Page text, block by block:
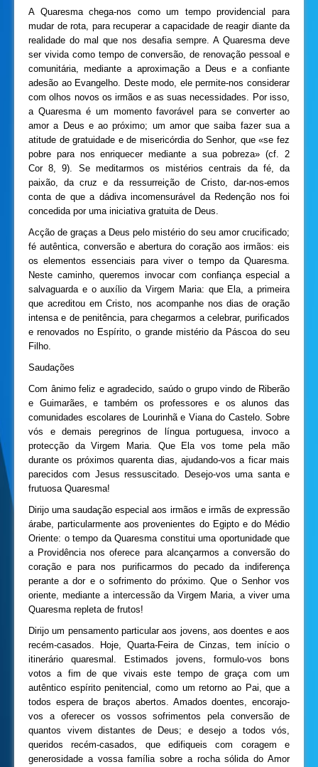
A Quaresma chega-nos como um tempo providencial para
mudar de rota, para recuperar a capacidade de reagir diante da
realidade do mal que nos desafia sempre. A Quaresma deve
ser vivida como tempo de conversão, de renovação pessoal e
comunitária, mediante a aproximação a Deus e a confiante
adesão ao Evangelho. Deste modo, ele permite-nos considerar
com olhos novos os irmãos e as suas necessidades. Por isso,
a Quaresma é um momento favorável para se converter ao
amor a Deus e ao próximo; um amor que saiba fazer sua a
atitude de gratuidade e de misericórdia do Senhor, que «se fez
pobre para nos enriquecer mediante a sua pobreza» (cf. 2
Cor 8, 9). Se meditarmos os mistérios centrais da fé, da
paixão, da cruz e da ressurreição de Cristo, dar-nos-emos
conta de que a dádiva incomensurável da Redenção nos foi
concedida por uma iniciativa gratuita de Deus.
Acção de graças a Deus pelo mistério do seu amor crucificado;
fé autêntica, conversão e abertura do coração aos irmãos: eis
os elementos essenciais para viver o tempo da Quaresma.
Neste caminho, queremos invocar com confiança especial a
salvaguarda e o auxílio da Virgem Maria: que Ela, a primeira
que acreditou em Cristo, nos acompanhe nos dias de oração
intensa e de penitência, para chegarmos a celebrar, purificados
e renovados no Espírito, o grande mistério da Páscoa do seu
Filho.
Saudações
Com ânimo feliz e agradecido, saúdo o grupo vindo de Riberão
e Guimarães, e também os professores e os alunos das
comunidades escolares de Lourinhã e Viana do Castelo. Sobre
vós e demais peregrinos de língua portuguesa, invoco a
protecção da Virgem Maria. Que Ela vos tome pela mão
durante os próximos quarenta dias, ajudando-vos a ficar mais
parecidos com Jesus ressuscitado. Desejo-vos uma santa e
frutuosa Quaresma!
Dirijo uma saudação especial aos irmãos e irmãs de expressão
árabe, particularmente aos provenientes do Egipto e do Médio
Oriente: o tempo da Quaresma constitui uma oportunidade que
a Providência nos oferece para alcançarmos a conversão do
coração e para nos purificarmos do pecado da indiferença
perante a dor e o sofrimento do próximo. Que o Senhor vos
oriente, mediante a intercessão da Virgem Maria, a viver uma
Quaresma repleta de frutos!
Dirijo um pensamento particular aos jovens, aos doentes e aos
recém-casados. Hoje, Quarta-Feira de Cinzas, tem início o
itinerário quaresmal. Estimados jovens, formulo-vos bons
votos a fim de que vivais este tempo de graça com um
autêntico espírito penitencial, como um retorno ao Pai, que a
todos espera de braços abertos. Amados doentes, encorajo-
vos a oferecer os vossos sofrimentos pela conversão de
quantos vivem distantes de Deus; e desejo a todos vós,
queridos recém-casados, que edifiqueis com coragem e
generosidade a vossa família sobre a rocha sólida do Amor